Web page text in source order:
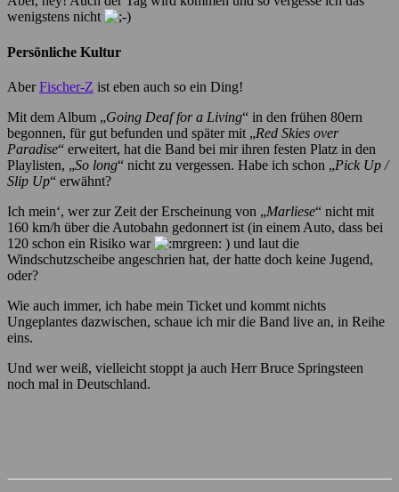
wenigstens nicht
Persönliche Kultur
AberFischer-Z ist eben auch so ein Ding!
Mit dem Album „Going Deaf for a Living“ in den frühen 80ern
begonnen, für gut befunden und später mit „Red Skies over
Paradise“ erweitert, hat die Band bei mir ihren festen Platz in den
Playlisten, „So long“ nicht zu vergessen. Habe ich schon „Pick Up /
Slip Up“ erwähnt?
Ich mein‘, wer zur Zeit der Erscheinung von „Marliese“ nicht mit
160 km/h über die Autobahn gedonnert ist (in einem Auto, dass bei
120 schon ein Risiko war
) und laut die
Windschutzscheibe angeschrien hat, der hatte doch keine Jugend,
oder?
Wie auch immer, ich habe mein Ticket und kommt nichts
Ungeplantes dazwischen, schaue ich mir die Band live an, in Reihe
eins.
Und wer weiß, vielleicht stoppt ja auch Herr Bruce Springsteen
noch mal in Deutschland.